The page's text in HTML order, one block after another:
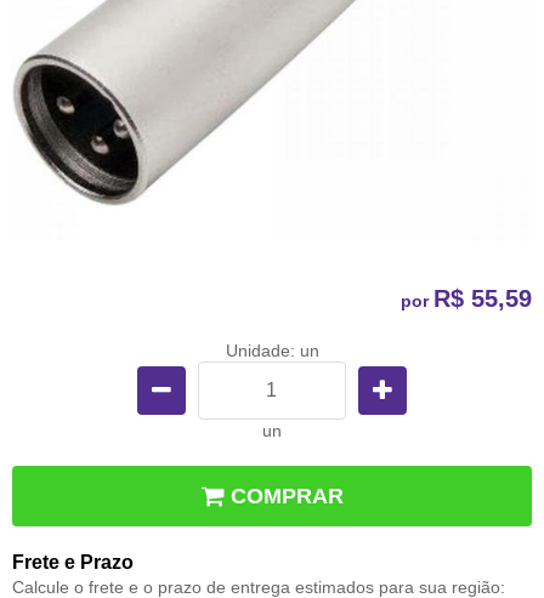
por R$ 55,59
Unidade: un
un
COMPRAR
Frete e Prazo
Calcule o frete e o prazo de entrega estimados para sua região: